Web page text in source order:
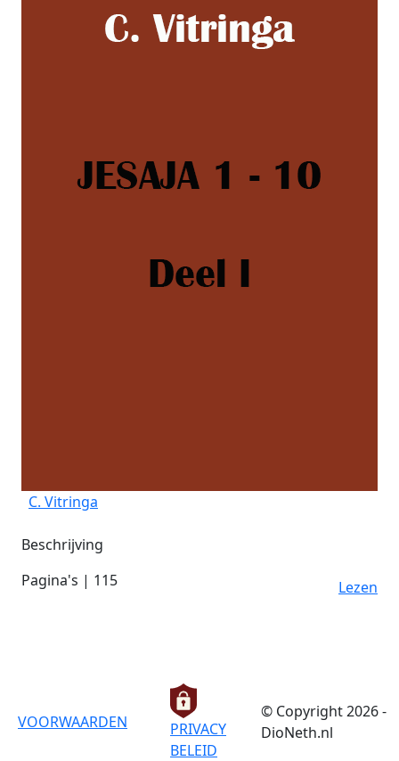
C. Vitringa
Beschrijving
Pagina's | 115
Lezen
VOORWAARDEN
PRIVACY
BELEID
© Copyright 2026 -
DioNeth.nl